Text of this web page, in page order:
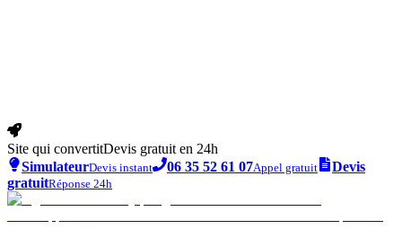
Site qui convertitDevis gratuit en 24h
SimulateurDevis instant 06 35 52 61 07Appel gratuit
Devis
gratuitRéponse 24h